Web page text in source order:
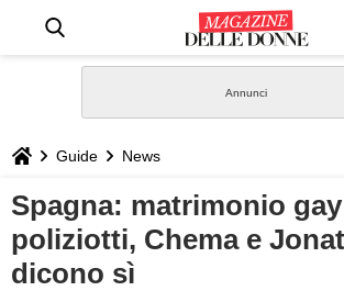
STILE
BIOGRAFIE
Guide News
Spagna: matrimonio
poliziotti, Chema e
dicono sì